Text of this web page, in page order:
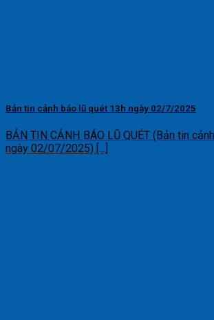
Bản tin cảnh báo lũ quét 13h ngày 02/7/2025
BẢN TIN CẢNH BÁO LŨ QUÉT (Bản tin
ngày 02/07/2025) [...]